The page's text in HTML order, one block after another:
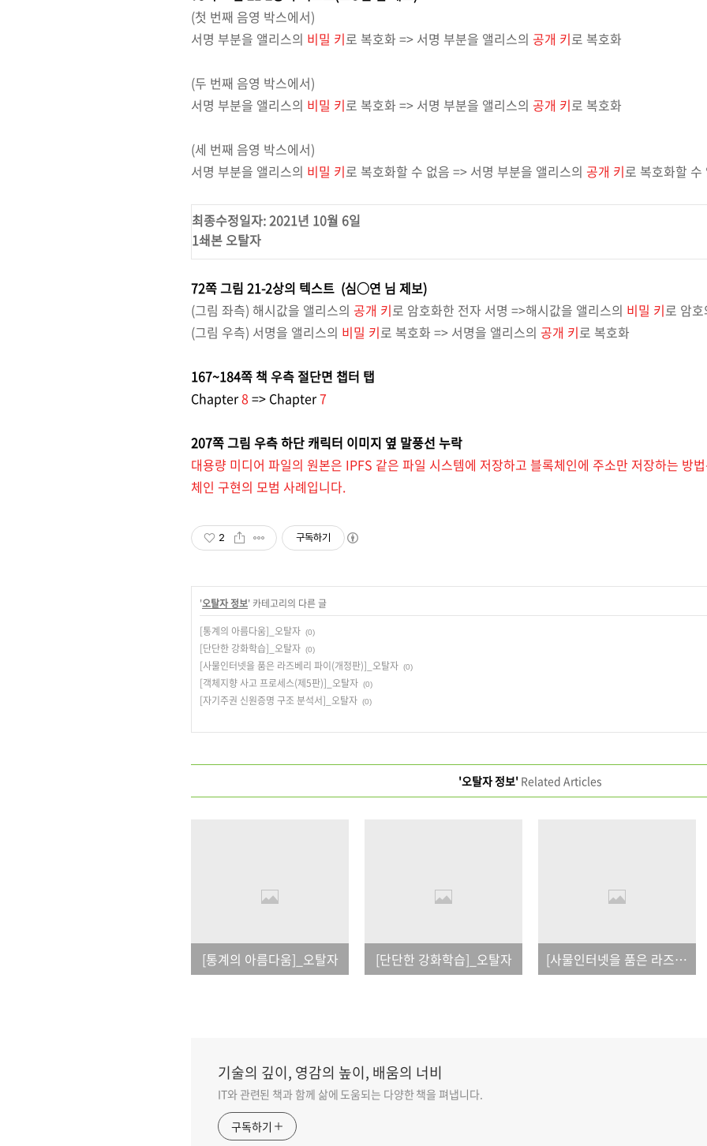
(첫 번째 음영 박스에서)
서명 부분을 앨리스의 비밀 키로 복호화 => 서명 부분을 앨리스의 공개 키로 복호화
(두 번째 음영 박스에서)
서명 부분을 앨리스의 비밀 키로 복호화 => 서명 부분을 앨리스의 공개 키로 복호화
(세 번째 음영 박스에서)
서명 부분을 앨리스의 비밀 키로 복호화할 수 없음 => 서명 부분을 앨리스의 공개 키로 복호화할 수
최종수정일자: 2021년 10월 6일
1쇄본 오탈자
72쪽 그림 21-2상의 텍스트 (심○연 님 제보)
(그림 좌측) 해시값을 앨리스의 공개 키로 암호화한 전자 서명 =>해시값을 앨리스의 비밀 키로 암
(그림 우측) 서명을 앨리스의 비밀 키로 복호화 => 서명을 앨리스의 공개 키로 복호화
167~184쪽 책 우측 절단면 챕터 탭
Chapter8 => Chapter7
207쪽 그림 우측 하단 캐릭터 이미지 옆 말풍선 누락
대용량 미디어 파일의 원본은 IPFS 같은 파일 시스템에 저장하고 블록체인에 주소만 저장하는 방
체인 구현의 모범 사례입니다.
2 구독하기
'오탈자 정보' 카테고리의 다른 글
[통계의 아름다움]_오탈자 (0)
[단단한 강화학습]_오탈자 (0)
[사물인터넷을 품은 라즈베리 파이(개정판)]_오탈자 (0)
[객체지향 사고 프로세스(제5판)]_오탈자 (0)
[자기주권 신원증명 구조 분석서]_오탈자 (0)
'오탈자 정보' Related Articles
[통계의 아름다움]_오탈자 [단단한 강화학습]_오탈자 [사물인터넷을 품은 라즈베리 파이(개정판)]_오탈자
기술의 깊이, 영감의 높이, 배움의 너비
IT와 관련된 책과 함께 삶에 도움되는 다양한 책을 펴냅니다.
구독하기